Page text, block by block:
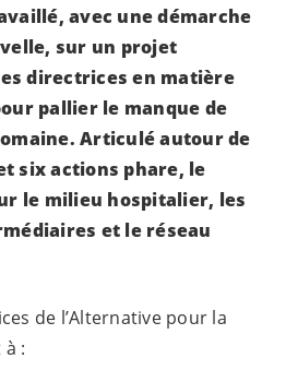
avec une démarche
sur un projet
directrices en matière
pallier le manque de
Articulé autour de
six actions phare, le
le milieu hospitalier, les
et le réseau
de l’Alternative pour la
: